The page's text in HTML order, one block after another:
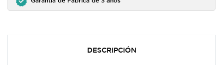
DESCRIPCIÓN